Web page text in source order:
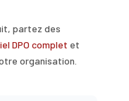
partez des
DPO complet et
organisation.